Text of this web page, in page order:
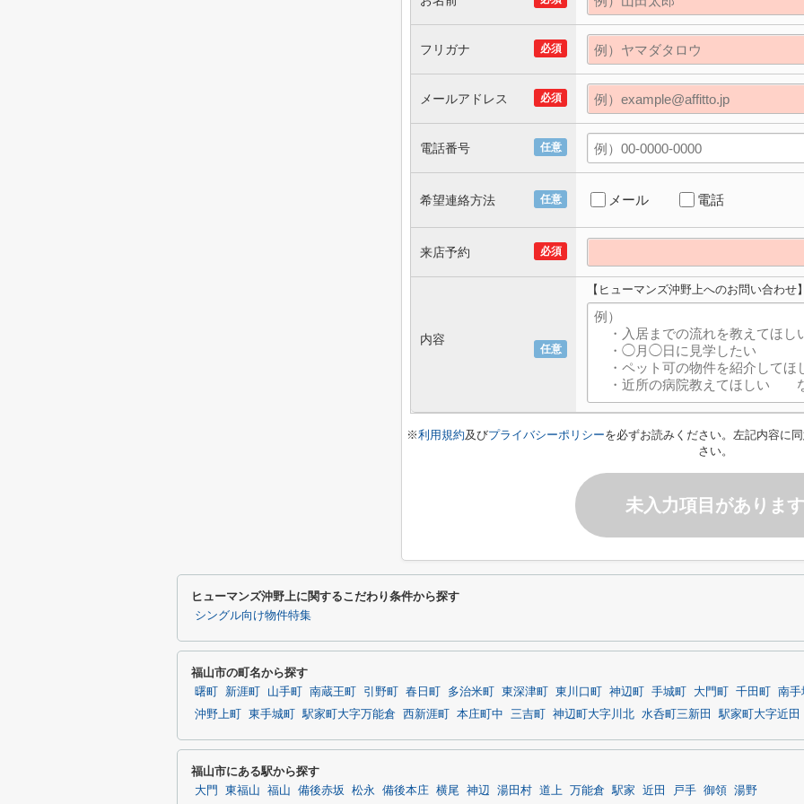
必須
フリガナ
必須
メールアドレス
任意
電話番号
任意
希望連絡方法 メール 電話
必須
来店予約
任意
内容
【ヒューマンズ沖野上へのお問い合わせ
※利用規約及びプライバシーポリシーを必ずお読みください。左記内容に
さい。
未入力項目があります
ヒューマンズ沖野上に関するこだわり条件から探す
シングル向け物件特集
福山市の町名から探す
曙町 新涯町 山手町 南蔵王町 引野町 春日町 多治米町 東深津町 東川口町 神辺町 手城町 大門町 千田町
南手
沖野上町
東手城町 駅家町大字万能倉 西新涯町 本庄町中 三吉町 神辺町大字川北 水呑町三新田 駅家町大字近田
福山市にある駅から探す
大門 東福山 福山 備後赤坂 松永 備後本庄 横尾 神辺 湯田村 道上 万能倉 駅家 近田 戸手 御領 湯野